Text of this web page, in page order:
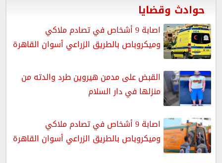
حوادث وقضايا
اصابة 9 أشخاص في تصادم ملاكي
وميكروباص بالطريق الزراعي أسوان القاهرة
القبض على مدمن هيروين طرد والدته من
منزلها في دار السلام
اصابة 9 أشخاص في تصادم ملاكي
وميكروباص بالطريق الزراعي أسوان القاهرة